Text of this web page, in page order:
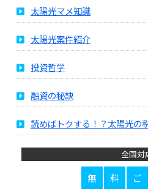
太陽光マメ知識
太陽光案件紹介
投資哲学
融資の秘訣
読めばトクする！？太陽光の
全国対
無 料 ご